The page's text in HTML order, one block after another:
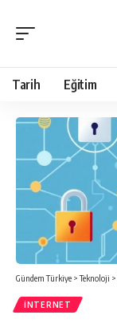
Tarih Eğitim
Gündem Türkiye >Teknoloji >
İNTERNET